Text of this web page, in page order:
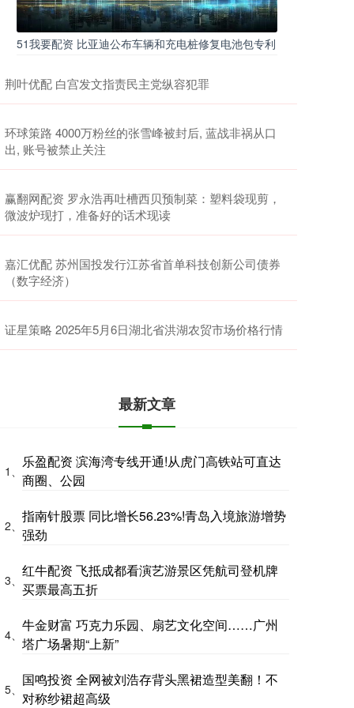
51我要配资 比亚迪公布车辆和充电桩修复电池包专利
荆叶优配 白宫发文指责民主党纵容犯罪
环球策路 4000万粉丝的张雪峰被封后, 蓝战非祸从口
出, 账号被禁止关注
赢翻网配资 罗永浩再吐槽西贝预制菜：塑料袋现剪，
微波炉现打，准备好的话术现读
嘉汇优配 苏州国投发行江苏省首单科技创新公司债券
（数字经济）
证星策略 2025年5月6日湖北省洪湖农贸市场价格行情
最新文章
1、
乐盈配资 滨海湾专线开通!从虎门高铁站可直达
商圈、公园
2、
指南针股票 同比增长56.23%!青岛入境旅游增势
强劲
3、
红牛配资 飞抵成都看演艺游景区凭航司登机牌
买票最高五折
4、
牛金财富 巧克力乐园、扇艺文化空间……广州
塔广场暑期“上新”
5、
国鸣投资 全网被刘浩存背头黑裙造型美翻！不
对称纱裙超高级